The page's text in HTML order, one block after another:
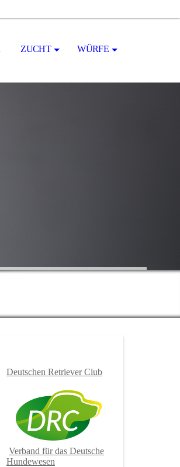
ZUCHT WÜRFE
Deutschen Retriever Club
Verband für das Deutsche
Hundewesen